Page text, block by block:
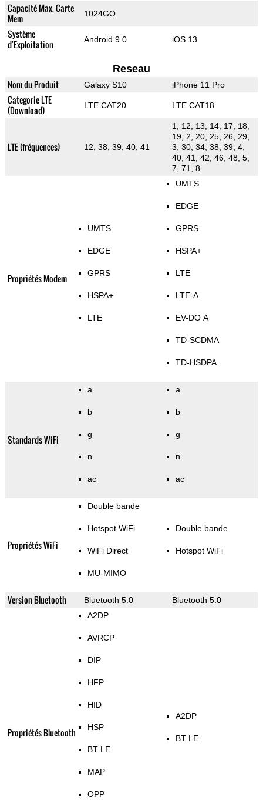
Capacité Max. Carte
Mem
1024GO
Système
d'Exploitation
Android 9.0 iOS 13
Reseau
Nom du Produit Galaxy S10 iPhone 11 Pro
Categorie LTE
(Download)
LTE CAT20 LTE CAT18
LTE (fréquences) 12, 38, 39, 40, 41
1, 12, 13, 14, 17, 18,
19, 2, 20, 25, 26, 29,
3, 30, 34, 38, 39, 4,
40, 41, 42, 46, 48, 5,
7, 71, 8
Propriétés Modem
UMTS
EDGE
GPRS
HSPA+
LTE
UMTS
EDGE
GPRS
HSPA+
LTE
LTE-A
EV-DO A
TD-SCDMA
TD-HSDPA
Standards WiFi
a
b
g
n
ac
a
b
g
n
ac
Propriétés WiFi
Double bande
Hotspot WiFi
WiFi Direct
MU-MIMO
Double bande
Hotspot WiFi
Version Bluetooth Bluetooth 5.0 Bluetooth 5.0
Propriétés Bluetooth
A2DP
AVRCP
DIP
HFP
HID
HSP
BT LE
MAP
OPP
A2DP
BT LE